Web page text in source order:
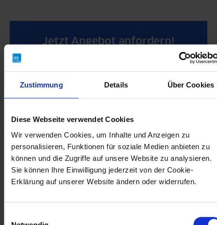
Zustimmung Details Über Cookies
Diese Webseite verwendet Cookies
Wir verwenden Cookies, um Inhalte und Anzeigen zu
personalisieren, Funktionen für soziale Medien anbieten zu
können und die Zugriffe auf unsere Website zu analysieren.
Sie können Ihre Einwilligung jederzeit von der Cookie-
Erklärung auf unserer Website ändern oder widerrufen.
Jetzt Angebot anfordern!
Fragen Sie Ihre arbeitsmedizinische Betreuung
Anfrageformular ausfüllen
FAQ zum Betriebsarzt